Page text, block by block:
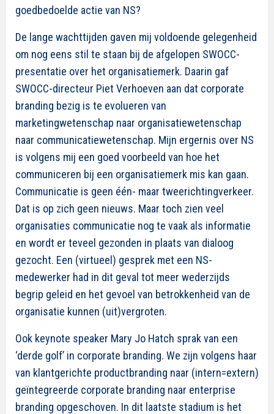
goedbedoelde actie van NS?
De lange wachttijden gaven mij voldoende gelegenheid
om nog eens stil te staan bij de afgelopen SWOCC-
presentatie over het organisatiemerk. Daarin gaf
SWOCC-directeur Piet Verhoeven aan dat corporate
branding bezig is te evolueren van
marketingwetenschap naar organisatiewetenschap
naar communicatiewetenschap. Mijn ergernis over NS
is volgens mij een goed voorbeeld van hoe het
communiceren bij een organisatiemerk mis kan gaan.
Communicatie is geen één- maar tweerichtingverkeer.
Dat is op zich geen nieuws. Maar toch zien veel
organisaties communicatie nog te vaak als informatie
en wordt er teveel gezonden in plaats van dialoog
gezocht. Een (virtueel) gesprek met een NS-
medewerker had in dit geval tot meer wederzijds
begrip geleid en het gevoel van betrokkenheid van de
organisatie kunnen (uit)vergroten.
Ook keynote speaker Mary Jo Hatch sprak van een
‘derde golf’ in corporate branding. We zijn volgens haar
van klantgerichte productbranding naar (intern=extern)
geïntegreerde corporate branding naar enterprise
branding opgeschoven. In dit laatste stadium is het